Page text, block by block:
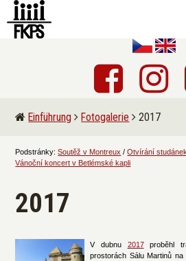
Einführung Fotogalerie 2017
Podstránky:Soutěž v Montreux /Otvírání
Vánoční koncert v Betlémské kapli
2017
V dubnu 2017proběhl
prostorách Sálu Martinů